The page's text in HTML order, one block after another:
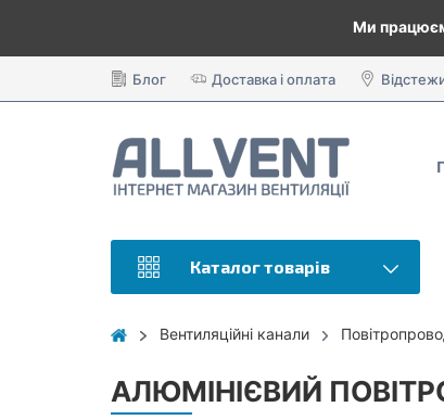
Ми
Блог Доставка і оплата
Каталог товарів
Вентиляційні канали
АЛЮМІНІЄВИЙ